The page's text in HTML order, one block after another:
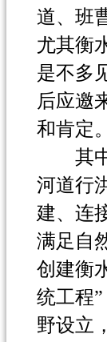
道、班
尤其衡
是不多
后应邀
和肯定
其中
河道行
建、连
满足自
创建衡
统工程
野设立